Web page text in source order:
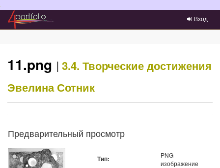
Преейти на главное меню
Вход
11.png | 3.4. Творческие достижения
Эвелина Сотник
Предварительный просмотр
Тип:
PNG
изображение